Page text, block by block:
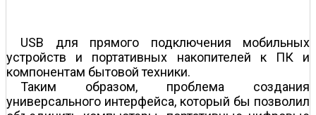
USB для прямого подключения мобильных
устройств и портативных накопителей к ПК и
компонентам бытовой техники.
Таким образом, проблема создания
универсального интерфейса, который бы позволил